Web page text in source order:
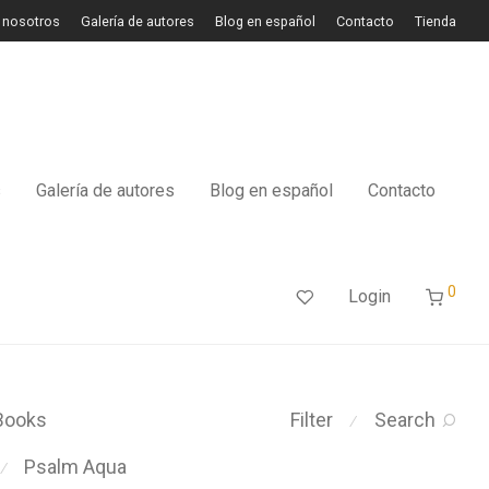
nosotros Galería de autores Blog en español Contacto Tienda
Galería de autores Blog en español Contacto
Login 0
Filter ⁄ Search
⁄ Psalm Aqua